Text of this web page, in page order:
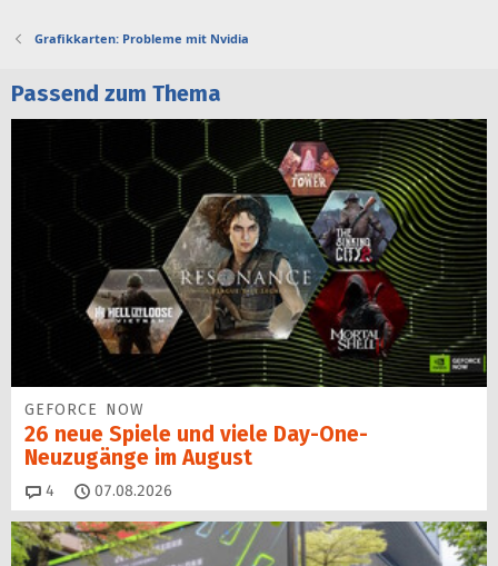
Grafikkarten: Probleme mit Nvidia
Passend zum Thema
GEFORCE NOW
26 neue Spiele und viele Day-One-
Neuzugänge im August
4 Kommentare
07.08.2026